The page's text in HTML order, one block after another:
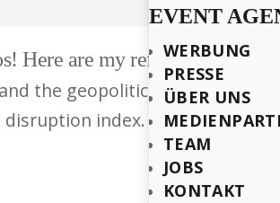
EVENT
WERBUNG
PRESSE
ÜBER UNS
TEAM
JOBS
KONTAKT
Here are my reflections after
the geopolitical situation.
index.